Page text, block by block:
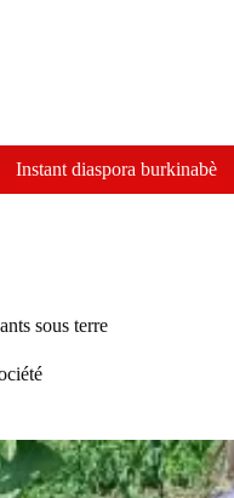
Instant diaspora burkinabè
sous terre